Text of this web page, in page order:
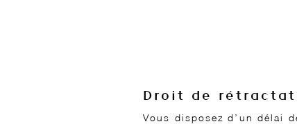
Droit de
Vous disposez d’un délai